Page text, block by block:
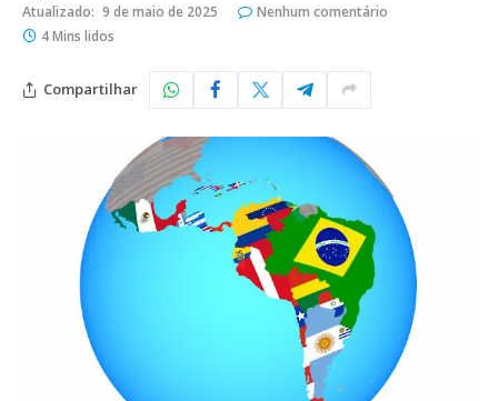
Atualizado: 9 de maio de 2025
Nenhum comentário
4 Mins lidos
Compartilhar